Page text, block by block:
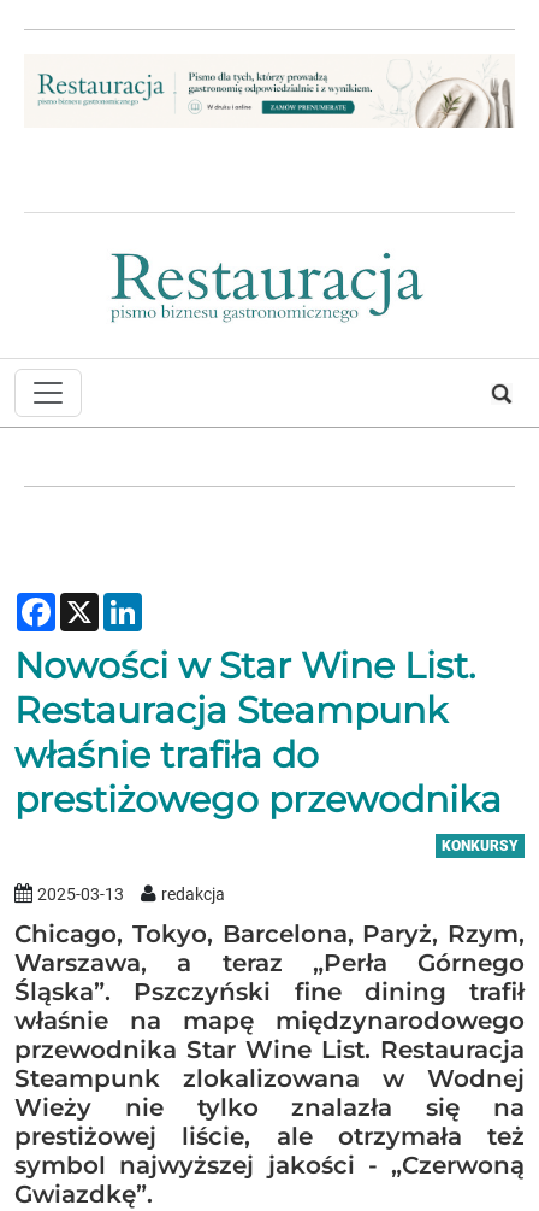
Facebook
X
Nowości w Star Wine List.
Restauracja Steampunk
właśnie trafiła do
prestiżowego przewodnika
KONKURSY
2025-03-13 redakcja
Chicago, Tokyo, Barcelona, Paryż, Rzym,
Warszawa, a teraz „Perła Górnego
Śląska”. Pszczyński fine dining trafił
właśnie na mapę międzynarodowego
przewodnika Star Wine List. Restauracja
Steampunk zlokalizowana w Wodnej
Wieży nie tylko znalazła się na
prestiżowej liście, ale otrzymała też
symbol najwyższej jakości - „Czerwoną
Gwiazdkę”.